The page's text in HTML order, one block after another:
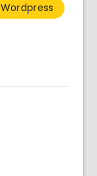
Wordpress